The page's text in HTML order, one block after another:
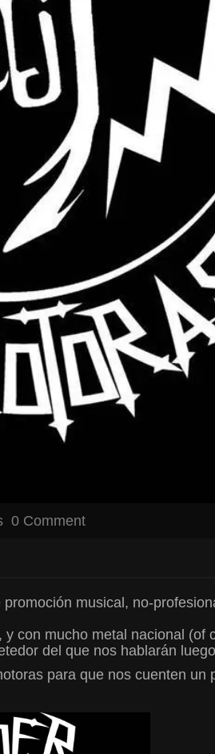
0 Comment
musical, no-
con mucho metal nacional
del que nos hablarán
para que nos cuenten un